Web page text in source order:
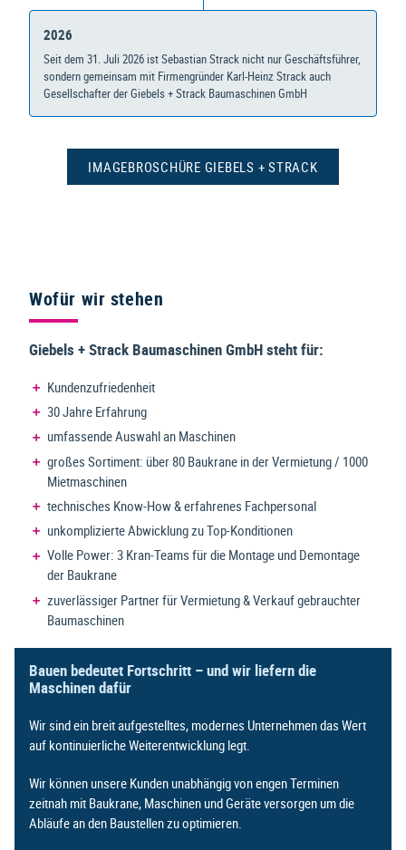
2026
Seit dem 31. Juli 2026 ist Sebastian Strack nicht nur Geschäftsführer,
sondern gemeinsam mit Firmengründer Karl-Heinz Strack auch
Gesellschafter der Giebels + Strack Baumaschinen GmbH
IMAGEBROSCHÜRE GIEBELS + STRACK
Wofür wir stehen
Giebels + Strack Baumaschinen GmbH steht für:
Kundenzufriedenheit
30 Jahre Erfahrung
umfassende Auswahl an Maschinen
großes Sortiment: über 80 Baukrane in der Vermietung / 1000
Mietmaschinen
technisches Know-How & erfahrenes Fachpersonal
unkomplizierte Abwicklung zu Top-Konditionen
Volle Power: 3 Kran-Teams für die Montage und Demontage
der Baukrane
zuverlässiger Partner für Vermietung & Verkauf gebrauchter
Baumaschinen
Bauen bedeutet Fortschritt – und wir liefern die
Maschinen dafür
Wir sind ein breit aufgestelltes, modernes Unternehmen das Wert
auf kontinuierliche Weiterentwicklung legt.
Wir können unsere Kunden unabhängig von engen Terminen
zeitnah mit Baukrane, Maschinen und Geräte versorgen um die
Abläufe an den Baustellen zu optimieren.